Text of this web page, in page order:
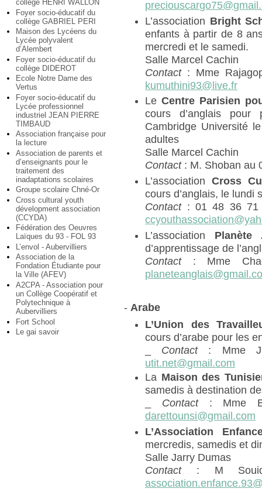
collége HENRI WALLON
Foyer socio-éducatif du
collège GABRIEL PERI
Maison des Lycéens du
Lycée polyvalent
d’Alembert
Foyer socio-éducatif du
collège DIDEROT
Ecole Notre Dame des
Vertus
Foyer socio-éducatif du
Lycée professionnel
industriel JEAN PIERRE
TIMBAUD
Association française pour
la lecture
Association de parents et
d’enseignants pour le
traitement des
inadaptations scolaires
Groupe scolaire Chné-Or
Cross cultural youth
dévelopment association
(CCYDA)
Fédération des Oeuvres
Laïques du 93 - FOL 93
L’envol - Aubervilliers
Association de la
Fondation Étudiante pour
la Ville (AFEV)
A2CPA - Association pour
un Collège Coopératif et
Polytechnique à
Aubervilliers
Fort School
Le gai savoir
L’association Bright
enfants à partir de 8
mercredi et le samedi.
Salle Marcel Cachin
Contact: Mme
kumuthini93@live.fr
Le Centre Parisien
cours d’anglais pour
Cambridge Université
adultes
Salle Marcel Cachin
Contact: M. Shoban au
L’associationCross
cours d’anglais, le lundi
Contact: 01 48 36 71
L’association Planète
d’apprentissage de
Contact: Mme
-Arabe
L’Union des
cours d’arabe pour les
Contact: Mme
utit.net@gmail.com
La Maison des
samedis à destination
Contact: Mme
darettounsi@gmail.com
L’Association
mercredis, samedis et
Salle Jarry Dumas
Contact: M